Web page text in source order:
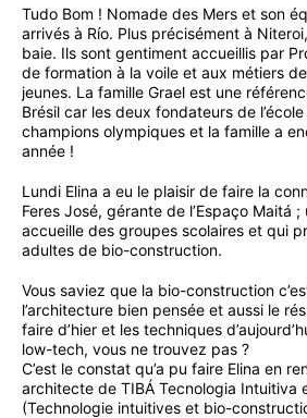
Tudo Bom ! Nomade des Mers et son
arrivés à Río. Plus précisément à
baie. Ils sont gentiment accueillis par
de formation à la voile et aux métiers
jeunes. La famille Grael est une
Brésil car les deux fondateurs de
champions olympiques et la famille a
année !
Lundi Elina a eu le plaisir de faire la
Feres José, gérante de l’Espaço Maitá
accueille des groupes scolaires et qui
adultes de bio-construction.
Vous saviez que la bio-construction
l’architecture bien pensée et aussi le
faire d’hier et les techniques
low-tech, vous ne trouvez pas ?
C’est le constat qu’a pu faire Elina en
architecte de TIBÁ Tecnologia Intuitiva
(Technologie intuitives et bio-